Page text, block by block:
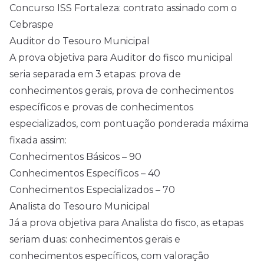
Concurso ISS Fortaleza: contrato assinado com o
Cebraspe
Auditor do Tesouro Municipal
A prova objetiva para Auditor do fisco municipal
seria separada em 3 etapas: prova de
conhecimentos gerais, prova de conhecimentos
específicos e provas de conhecimentos
especializados, com pontuação ponderada máxima
fixada assim:
Conhecimentos Básicos – 90
Conhecimentos Específicos – 40
Conhecimentos Especializados – 70
Analista do Tesouro Municipal
Já a prova objetiva para Analista do fisco, as etapas
seriam duas: conhecimentos gerais e
conhecimentos específicos, com valoração